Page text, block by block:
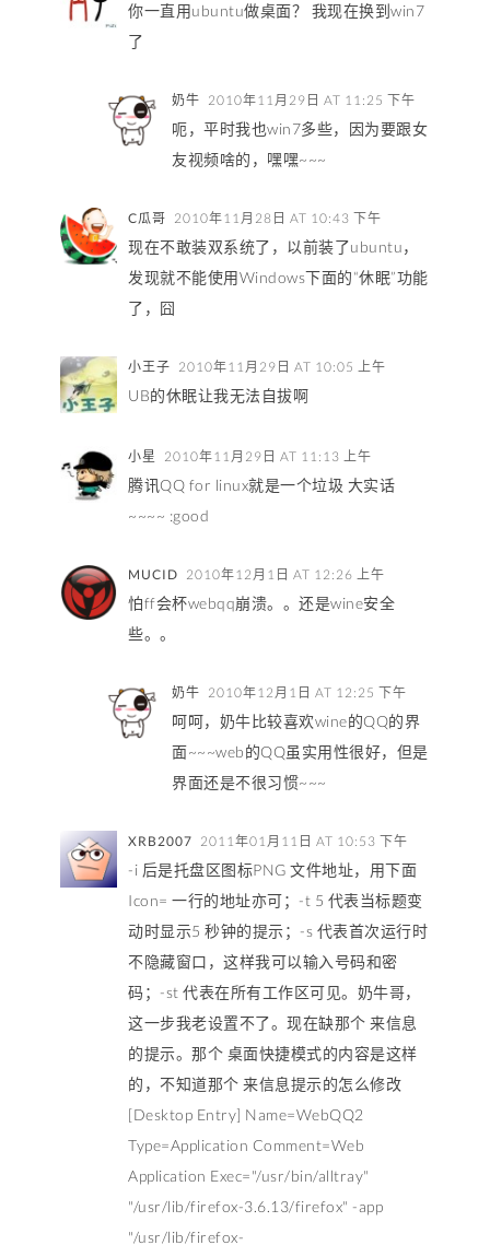
你一直用ubuntu做桌面？ 我现在换到win7
了
奶牛 2010年11月29日 AT 11:25 下午
呃，平时我也win7多些，因为要跟女
友视频啥的，嘿嘿~~~
C瓜哥 2010年11月28日 AT 10:43 下午
现在不敢装双系统了，以前装了ubuntu，
发现就不能使用Windows下面的“休眠”功能
了，囧
小王子 2010年11月29日 AT 10:05 上午
UB的休眠让我无法自拔啊
小星 2010年11月29日 AT 11:13 上午
腾讯QQ for linux就是一个垃圾 大实话
~~~~ :good
MUCID 2010年12月1日 AT 12:26 上午
怕ff会杯webqq崩溃。。还是wine安全
些。。
奶牛 2010年12月1日 AT 12:25 下午
呵呵，奶牛比较喜欢wine的QQ的界
面~~~web的QQ虽实用性很好，但是
界面还是不很习惯~~~
XRB2007 2011年01月11日 AT 10:53 下午
-i 后是托盘区图标PNG 文件地址，用下面
Icon= 一行的地址亦可；-t 5 代表当标题变
动时显示5 秒钟的提示；-s 代表首次运行时
不隐藏窗口，这样我可以输入号码和密
码；-st 代表在所有工作区可见。奶牛哥，
这一步我老设置不了。现在缺那个 来信息
的提示。那个 桌面快捷模式的内容是这样
的，不知道那个 来信息提示的怎么修改
[Desktop Entry] Name=WebQQ2
Type=Application Comment=Web
Application Exec="/usr/bin/alltray"
"/usr/lib/firefox-3.6.13/firefox" -app
"/usr/lib/firefox-